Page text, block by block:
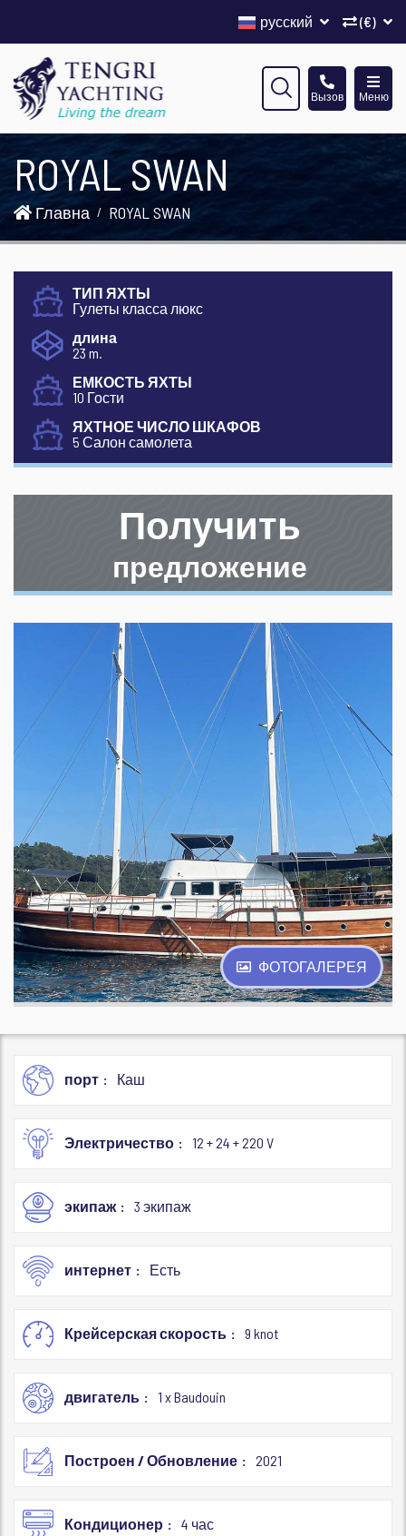
(€)
русский
Меню
Вызов
ROYAL SWAN
Главна ROYAL SWAN
ТИП ЯХТЫ
Гулеты класса люкс
длина
23 m.
ЕМКОСТЬ ЯХТЫ
10 Гости
ЯХТНОЕ ЧИСЛО ШКАФОВ
5 Салон самолета
Получить
предложение
ФОТОГАЛЕРЕЯ
порт Каш
Электричество 12 + 24 + 220 V
экипаж 3 экипаж
интернет Есть
Крейсерская скорость 9 knot
двигатель 1 x Baudouin
Построен / Обновление 2021
Кондиционер 4 час